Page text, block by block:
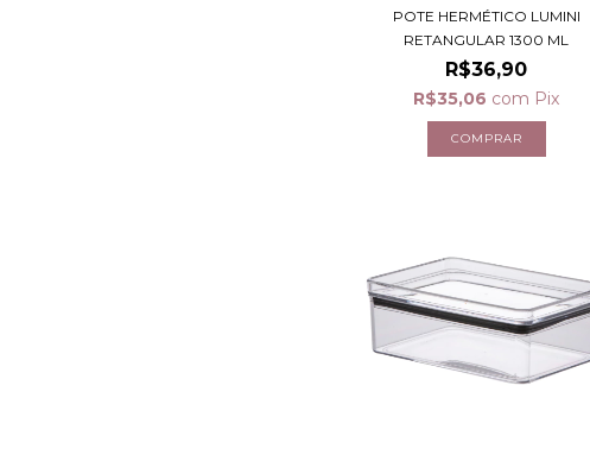
POTE HERMÉTICO LUMINI
RETANGULAR 1300 ML
R$36,90
R$35,06 com Pix